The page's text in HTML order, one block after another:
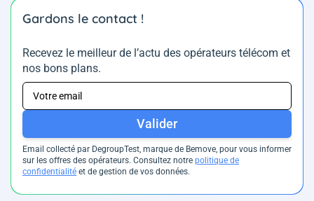
Gardons le contact !
Recevez le meilleur de l’actu des opérateurs télécom et
nos bons plans.
Valider
Email collecté par DegroupTest, marque de Bemove, pour vous informer
sur les offres des opérateurs. Consultez notre politique de
confidentialité et de gestion de vos données.